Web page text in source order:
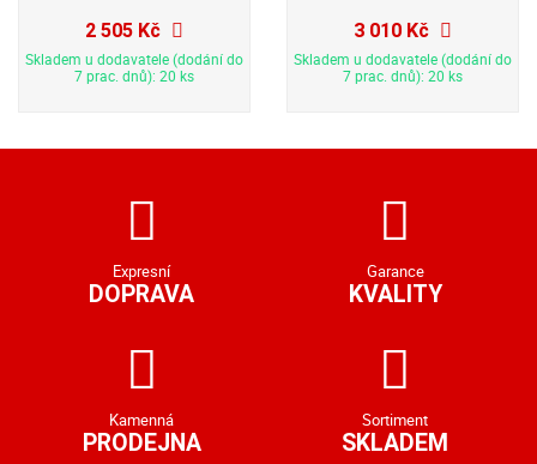
2 505 Kč
Skladem u dodavatele (dodání do
7 prac. dnů): 20 ks
3 010 Kč
Skladem u dodavatele (dodání do
7 prac. dnů): 20 ks
Expresní
DOPRAVA
Garance
KVALITY
Kamenná
PRODEJNA
Sortiment
SKLADEM